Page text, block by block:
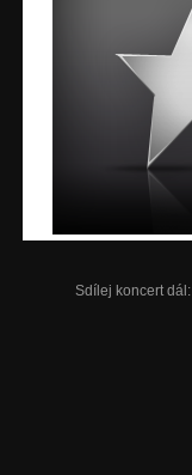
Sdílej koncert dál: